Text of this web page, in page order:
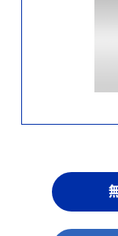
私たちの働き方